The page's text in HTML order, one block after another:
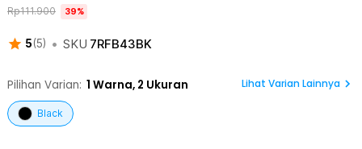
5(5) • SKU 7RFB43BK
Rp111.900 39%
Pilihan Varian: 1 Warna, 2 Ukuran Lihat Varian Lainnya
Black